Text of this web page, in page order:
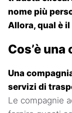
nome più
Allora, qual è
Cos’è
Una
servizi di
Le compagnie